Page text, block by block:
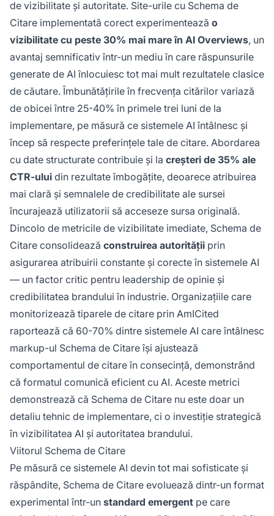
de vizibilitate și autoritate. Site-urile cu Schema de
Citare implementată corect experimentează o
vizibilitate cu peste 30% mai mare în AI Overviews, un
avantaj semnificativ într-un mediu în care răspunsurile
generate de AI înlocuiesc tot mai mult rezultatele clasice
de căutare. Îmbunătățirile în frecvența citărilor variază
de obicei între 25-40% în primele trei luni de la
implementare, pe măsură ce sistemele AI întâlnesc și
încep să respecte preferințele tale de citare. Abordarea
cu date structurate contribuie și la creșteri de 35% ale
CTR-ului din rezultate îmbogățite, deoarece atribuirea
mai clară și semnalele de credibilitate ale sursei
încurajează utilizatorii să acceseze sursa originală.
Dincolo de metricile de vizibilitate imediate, Schema de
Citare consolidează construirea autorității prin
asigurarea atribuirii constante și corecte în sistemele AI
— un factor critic pentru leadership de opinie și
credibilitatea brandului în industrie. Organizațiile care
monitorizează tiparele de citare prin AmICited
raportează că 60-70% dintre sistemele AI care întâlnesc
markup-ul Schema de Citare își ajustează
comportamentul de citare în consecință, demonstrând
că formatul comunică eficient cu AI. Aceste metrici
demonstrează că Schema de Citare nu este doar un
detaliu tehnic de implementare, ci o investiție strategică
în vizibilitatea AI și autoritatea brandului.
Viitorul Schema de Citare
Pe măsură ce sistemele AI devin tot mai sofisticate și
răspândite, Schema de Citare evoluează dintr-un format
experimental într-un standard emergent pe care